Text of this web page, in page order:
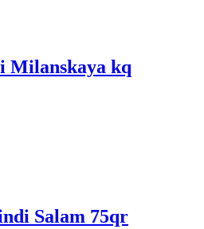
Milanskaya kq
Salam 75qr